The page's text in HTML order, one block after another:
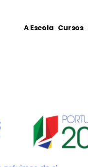
A Escola Cursos